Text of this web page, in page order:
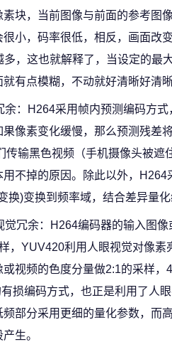
块，当前图像与前面的参考图
小，码率很低，相反，画面改
，这也就解释了，当设定的最
有点模糊，不动就好清晰好清
余：H264采用帧内预测编码方
果像素变化缓慢，那么预测残差
传输黑色视频（手机摄像头被遮
用不掉的原因。除此以外，
换)变换到频率域，结合差异量
觉冗余：H264编码器的输入图
，YUV420利用人眼视觉对像
视频的色度分量做2:1的采样
损编码方式，也正是利用了人
部分采用更细的量化参数，而
生。